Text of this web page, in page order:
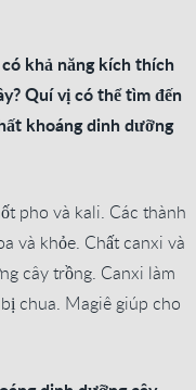
khả năng kích thích
Quí vị có thể tìm đến
khoáng dinh dưỡng
pho và kali. Các thành
và khỏe. Chất canxi và
cây trồng. Canxi làm
chua. Magiê giúp cho